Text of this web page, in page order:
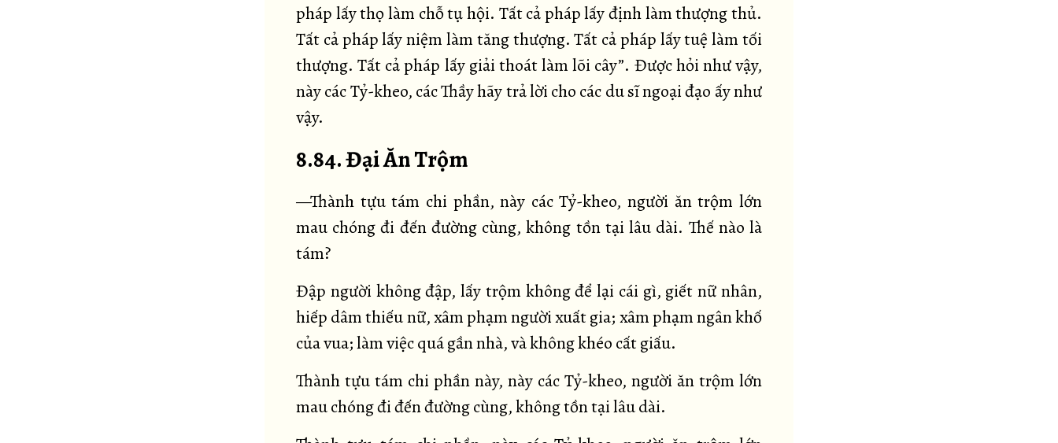
pháp lấy thọ làm chỗ tụ hội. Tất cả pháp lấy định làm thượng thủ.
Tất cả pháp lấy niệm làm tăng thượng. Tất cả pháp lấy tuệ làm tối
thượng. Tất cả pháp lấy giải thoát làm lõi cây”. Được hỏi như vậy,
này các Tỷ-kheo, các Thầy hãy trả lời cho các du sĩ ngoại đạo ấy như
vậy.
8.84. Đại Ăn Trộm
—Thành tựu tám chi phần, này các Tỷ-kheo, người ăn trộm lớn
mau chóng đi đến đường cùng, không tồn tại lâu dài. Thế nào là
tám?
Đập người không đập, lấy trộm không để lại cái gì, giết nữ nhân,
hiếp dâm thiếu nữ, xâm phạm người xuất gia; xâm phạm ngân khố
của vua; làm việc quá gần nhà, và không khéo cất giấu.
Thành tựu tám chi phần này, này các Tỷ-kheo, người ăn trộm lớn
mau chóng đi đến đường cùng, không tồn tại lâu dài.